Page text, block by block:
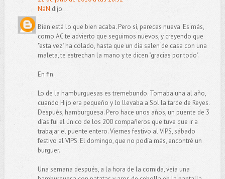
NáN dijo...
Bien está lo que bien acaba. Pero sí, pareces nueva. Es más,
como AC te advierto que seguimos nuevos, y creyendo que
"esta vez" ha colado, hasta que un día salen de casa con una
maleta, te estrechan la mano y te dicen "gracias por todo".
En fin.
Lo de la hamburguesas es tremebundo. Tomaba una al año,
cuando Hijo era pequeño y lo llevaba a Sol la tarde de Reyes.
Después, hamburguesa. Pero hace unos años, un puente de 3
días fui el único de los 200 compañeros que tuve que ir a
trabajar el puente entero. Viernes festivo al VIPS, sábado
festivo al VIPS. El domingo, que no podía más, encontré un
burguer.
Una semana después, a la hora de la comida, veía una